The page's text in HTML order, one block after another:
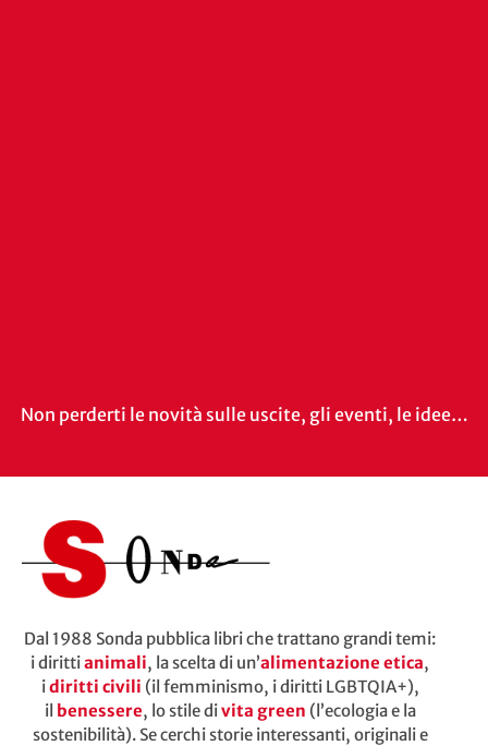
Non perderti le novità sulle uscite, gli eventi, le idee…
Dal 1988 Sonda pubblica libri che trattano grandi temi:
i dirittianimali, la scelta di un’alimentazione etica,
idiritti civili (il femminismo, i diritti LGBTQIA+),
il benessere, lo stile divita green (l’ecologia e la
sostenibilità). Se cerchi storie interessanti, originali e